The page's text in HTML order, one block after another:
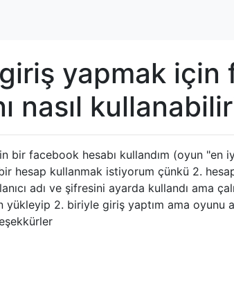
yapmak için
nasıl
bir facebook hesabı kullandım (oyun "en
hesap kullanmak istiyorum çünkü 2.
adı ve şifresini ayarda kullandı ama
2. biriyle giriş yaptım ama oyunu